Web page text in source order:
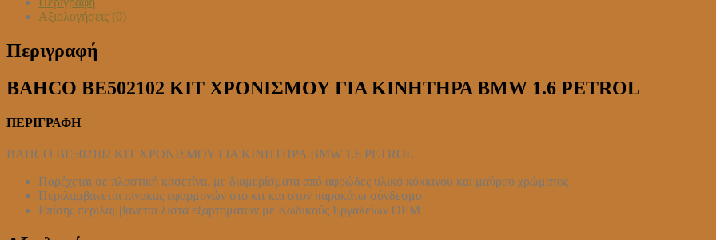
ΚΙΝΗΤΗΡΑ
1.6
PETROL
Αξιολογήσεις (0)
Περιγραφή
BAHCO BE502102 ΚΙΤ ΧΡΟΝΙΣΜΟΥ ΓΙΑ ΚΙΝΗΤΗΡΑ BMW 1.6 PETROL
ΠΕΡΙΓΡΑΦΗ
BAHCO BE502102 ΚΙΤ ΧΡΟΝΙΣΜΟΥ ΓΙΑ ΚΙΝΗΤΗΡΑ BMW 1.6 PETROL
Παρέχεται σε πλαστική κασετίνα, με διαμερίσματα από αφρώδες υλικό κόκκινου και μαύρου χρώματος
Περιλαμβάνεται πίνακας εφαρμογών στο κιτ και στον παρακάτω σύνδεσμο
Επίσης περιλαμβάνεται λίστα εξαρτημάτων με Κωδικούς Εργαλείων ΟΕΜ